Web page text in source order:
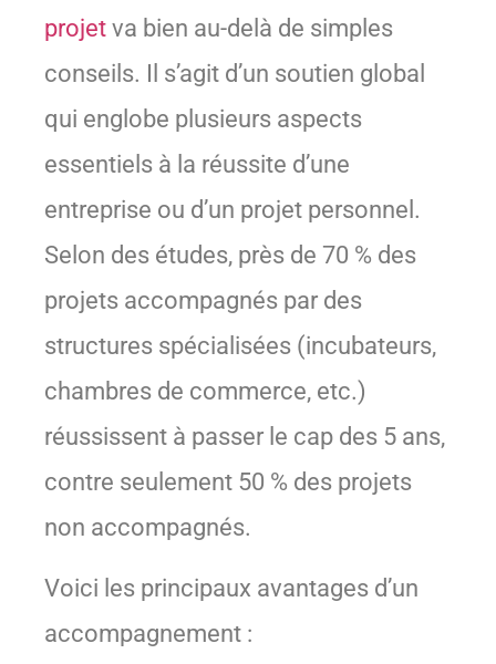
projet va bien au-delà de simples
conseils. Il s’agit d’un soutien global
qui englobe plusieurs aspects
essentiels à la réussite d’une
entreprise ou d’un projet personnel.
Selon des études, près de 70 % des
projets accompagnés par des
structures spécialisées (incubateurs,
chambres de commerce, etc.)
réussissent à passer le cap des 5 ans,
contre seulement 50 % des projets
non accompagnés.
Voici les principaux avantages d’un
accompagnement :